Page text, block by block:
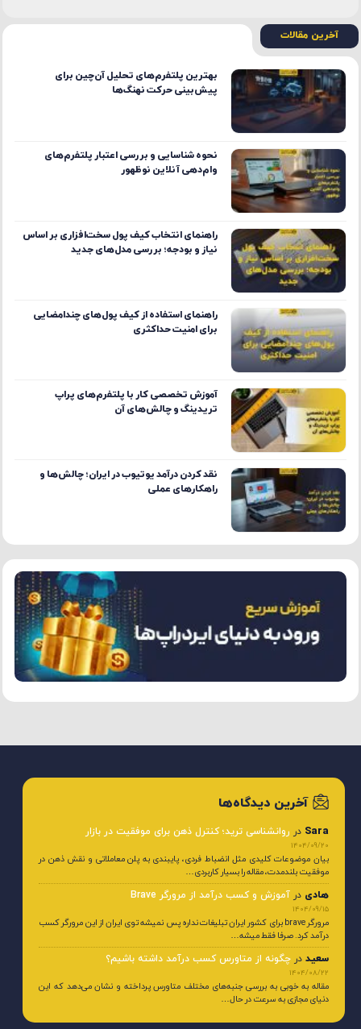
آخرین مقالات
بهترین پلتفرم‌های تحلیل آن‌چین برای
پیش‌بینی حرکت نهنگ‌ها
نحوه شناسایی و بررسی اعتبار پلتفرم‌های
وام‌دهی آنلاین نوظهور
راهنمای انتخاب کیف پول سخت‌افزاری بر اساس
نیاز و بودجه؛ بررسی مدل‌های جدید
راهنمای استفاده از کیف پول‌های چندامضایی
برای امنیت حداکثری
آموزش تخصصی کار با پلتفرم‌های پراپ
تریدینگ و چالش‌های آن
نقد کردن درآمد یوتیوب در ایران؛ چالش‌ها و
راهکارهای عملی
آخرین دیدگاه‌ها
Sara در روانشناسی ترید؛ کنترل ذهن برای موفقیت در بازار
1404/09/20
بیان موضوعات کلیدی مثل انضباط فردی، پایبندی به پلن معاملاتی و نقش ذهن در
موفقیت بلندمدت، مقاله را بسیار کاربردی…
هادی در آموزش و کسب درآمد از مرورگر Brave
1404/09/15
مرورگر brave برای کشور ایران تبلیغات نداره پس نمیشه توی ایران از این مرورگر کسب
درآمد کرد. صرفا فقط میشه…
سعید در چگونه از متاورس کسب درآمد داشته باشیم؟
1404/08/22
مقاله به خوبی به بررسی جنبه‌های مختلف متاورس پرداخته و نشان می‌دهد که این
دنیای مجازی به سرعت در حال…